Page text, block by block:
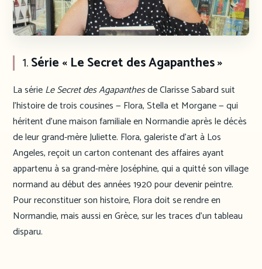
1.Série « Le Secret des Agapanthes »
La sérieLe Secret des Agapanthesde Clarisse Sabard suit
l’histoire de trois cousines — Flora, Stella et Morgane — qui
héritent d’une maison familiale en Normandie après le décès
de leur grand-mère Juliette. Flora, galeriste d’art à Los
Angeles, reçoit un carton contenant des affaires ayant
appartenu à sa grand-mère Joséphine, qui a quitté son village
normand au début des années 1920 pour devenir peintre.
Pour reconstituer son histoire, Flora doit se rendre en
Normandie, mais aussi en Grèce, sur les traces d’un tableau
disparu.